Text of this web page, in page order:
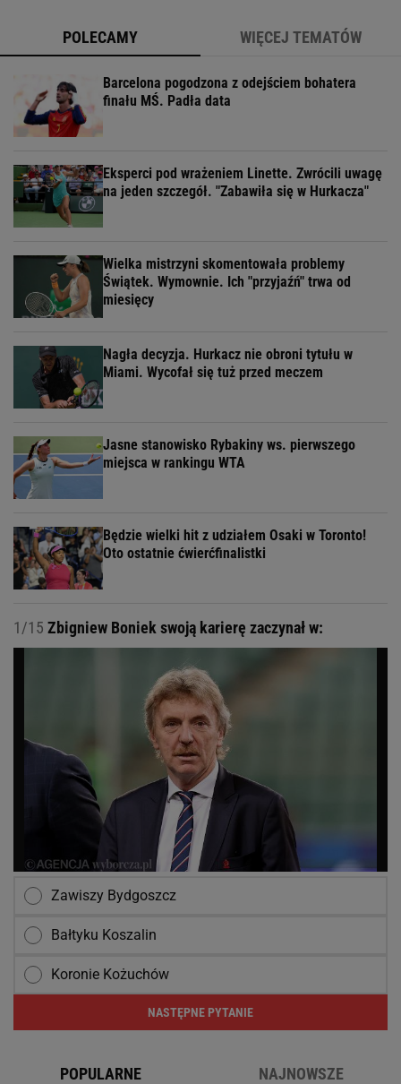
POLECAMY WIĘCEJ TEMATÓW
Barcelona pogodzona z odejściem bohatera
finału MŚ. Padła data
Eksperci pod wrażeniem Linette. Zwrócili uwagę
na jeden szczegół. "Zabawiła się w Hurkacza"
Wielka mistrzyni skomentowała problemy
Świątek. Wymownie. Ich "przyjaźń" trwa od
miesięcy
Nagła decyzja. Hurkacz nie obroni tytułu w
Miami. Wycofał się tuż przed meczem
Jasne stanowisko Rybakiny ws. pierwszego
miejsca w rankingu WTA
Będzie wielki hit z udziałem Osaki w Toronto!
Oto ostatnie ćwierćfinalistki
1/15 Zbigniew Boniek swoją karierę zaczynał w:
Zawiszy Bydgoszcz
Bałtyku Koszalin
Koronie Kożuchów
NASTĘPNE PYTANIE
POPULARNE NAJNOWSZE